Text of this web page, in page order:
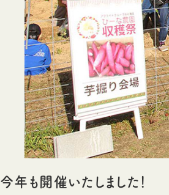
今年も開催いたしました！